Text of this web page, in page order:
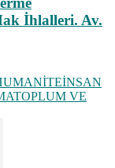
İhlalleri. Av.
İNSAN
TOPLUM VE